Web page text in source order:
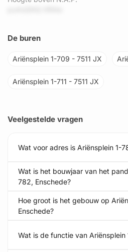
De buren
Ariënsplein 1-709 - 7511 JX
Ariënsplein 1-711 - 7511 JX
Veelgestelde vragen
Wat voor adres is Ariënsplein 1-
Wat is het bouwjaar van het
782, Enschede?
Hoe groot is het gebouw op
Enschede?
Wat is de functie van Ariënsplein